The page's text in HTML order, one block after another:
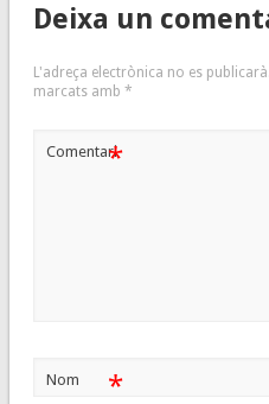
Deixa un
L'adreça electrònica no es publicarà.
marcats amb *
Comentari*
Nom *